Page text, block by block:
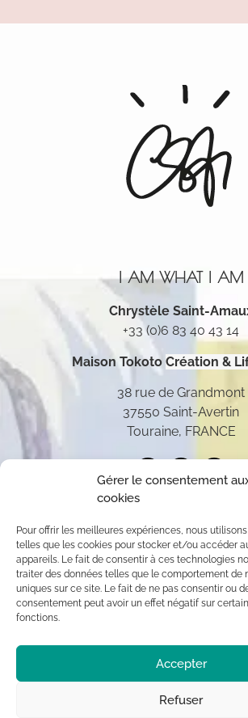
Gérer le consentement
cookies
Pour offrir les meilleures expériences, nous
telles que les cookies pour stocker et/ou accéder
appareils. Le fait de consentir à ces technologies
traiter des données telles que le comportement de
uniques sur ce site. Le fait de ne pas consentir ou
consentement peut avoir un effet négatif sur
fonctions.
Accepter
Refuser
I AM WHAT I AM
Chrystèle Saint-
+33 (0)6 83 40 43 14
Maison Tokoto Création &
38 rue de Grandmont
37550 Saint-Avertin
Touraine, FRANCE
Toutes les oeuvres présentées sur ce site
exclusivement à l’auteur (sauf mention
termes des articles L 111-1 et L112-1 du
Propriété Intellectuelle. Par conséquent,